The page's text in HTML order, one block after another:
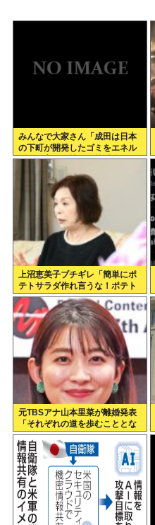
みんなで大家さん「成田は日本
の下町が開発したゴミをエネル
ギーに変える技術と核融合発電
を使うのでエコで高い資産価値
があり利益が出る
上沼恵美子ブチギレ「簡単にポ
テトサラダ作れ言うな！ポテト
サラダ作りてしんどいんやで！
」
元TBSアナ山本里菜が離婚発表
「それぞれの道を歩むこととな
りました」